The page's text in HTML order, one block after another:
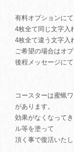
有料オプションに
4枚全て同じ文字入
4枚全て違う文字入
ご希望の場合はオ
後程メッセージに
コースターは蜜蝋
があります。
効果がなくなって
ル等を塗って
頂く事で復活いたし